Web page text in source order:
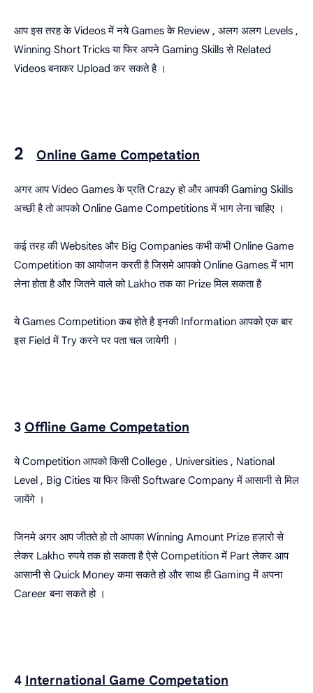
आप इस तरह के Videos में नये Games के Review , अलग अलग Levels ,
Winning Short Tricks या फिर अपने Gaming Skills से Related
Videos बनाकर Upload कर सकते है ।
2 Online Game Competation
अगर आप Video Games के प्रति Crazy हो और आपकी Gaming Skills
अच्छी है तो आपको Online Game Competitions में भाग लेना चाहिए ।
कई तरह की Websites और Big Companies कभी कभी Online Game
Competition का आयोजन करती है जिसमे आपको Online Games में भाग
लेना होता है और जितने वाले को Lakho तक का Prize मिल सकता है
ये Games Competition कब होते है इनकी Information आपको एक बार
इस Field में Try करने पर पता चल जायेगी ।
3 Offline Game Competation
ये Competition आपको किसी College , Universities , National
Level , Big Cities या फिर किसी Software Company में आसानी से मिल
जायेंगे ।
जिनमे अगर आप जीतते हो तो आपका Winning Amount Prize हज़ारो से
लेकर Lakho रुपये तक हो सकता है ऐसे Competition में Part लेकर आप
आसानी से Quick Money कमा सकते हो और साथ ही Gaming में अपना
Career बना सकते हो ।
4 International Game Competation